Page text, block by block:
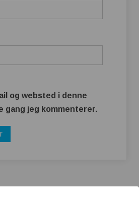
og websted i denne
gang jeg kommenterer.